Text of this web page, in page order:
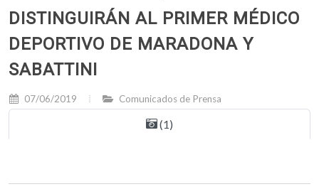
DISTINGUIRÁN AL PRIMER MÉDICO
DEPORTIVO DE MARADONA Y
SABATTINI
07/06/2019 Comunicados de Prensa
(1)